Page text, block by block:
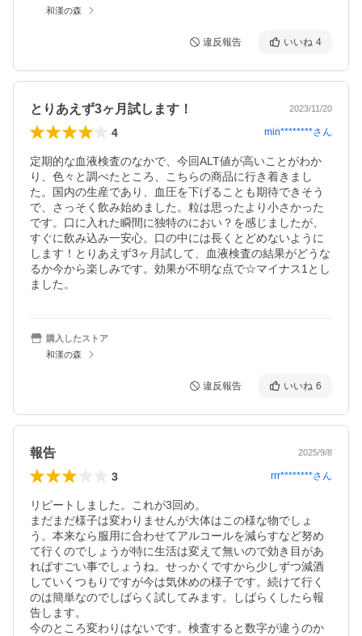
和漢の森
違反報告 いいね 4
とりあえず3ヶ月試します！ 2023/11/20
4 min********さん
定期的な血液検査のなかで、今回ALT値が高いことがわか
り、色々と調べたところ、こちらの商品に行き着きまし
た。国内の生産であり、血圧を下げることも期待できそう
で、さっそく飲み始めました。粒は思ったより小さかった
です。口に入れた瞬間に独特のにおい？を感じましたが、
すぐに飲み込み一安心。口の中には長くとどめないように
します！とりあえず3ヶ月試して、血液検査の結果がどうな
るか今から楽しみです。効果が不明な点で☆マイナス1とし
購入したストア
和漢の森
違反報告 いいね 6
報告 2025/9/8
3 rrr********さん
リピートしました。これが3回め。
まだまだ様子は変わりませんが大体はこの様な物でしょ
う。本来なら服用に合わせてアルコールを減らすなど努め
て行くのでしょうが特に生活は変えて無いので効き目があ
ればすごい事でしょうね。せっかくですから少しずつ減酒
していくつもりですが今は気休めの様子です。続けて行く
のは簡単なのでしばらく試してみます。しばらくしたら報
告します。
今のところ変わりはないです。検査すると数字が違うのか